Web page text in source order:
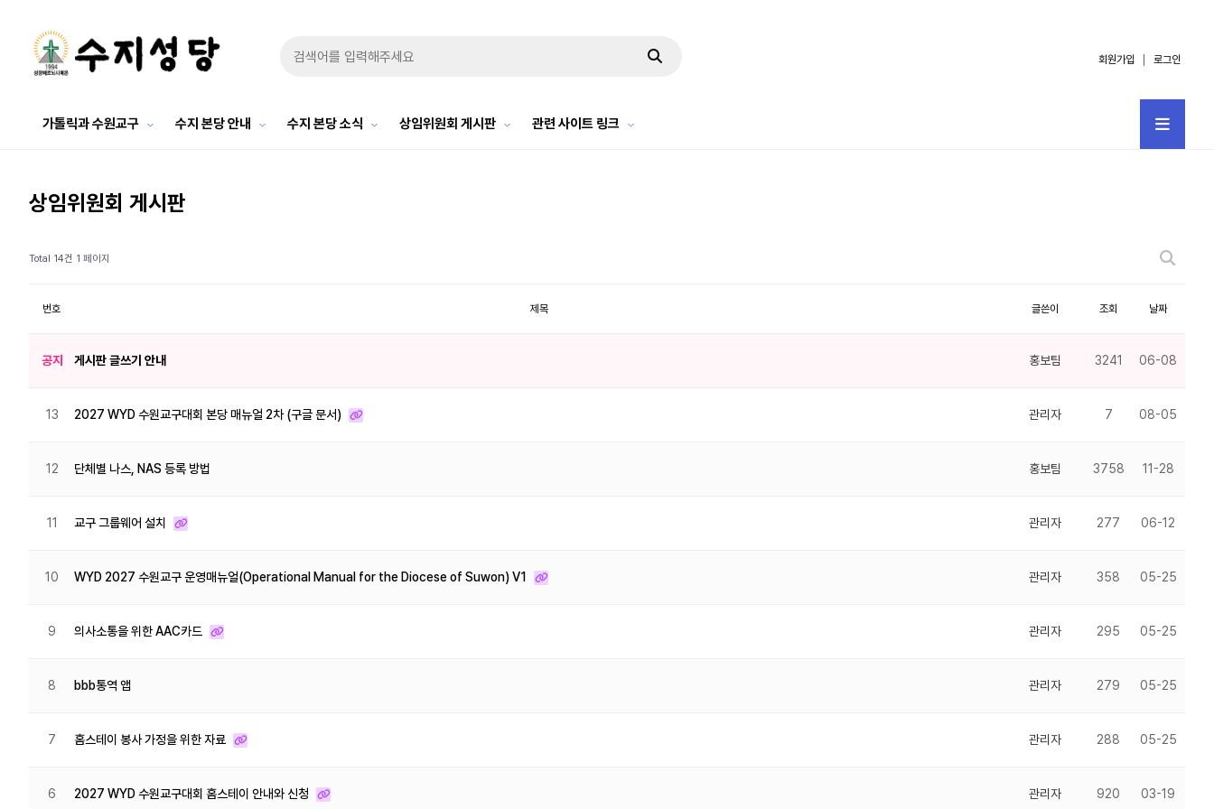
회원가입 로그인
가톨릭과 수원교구 수지 본당 안내 수지 본당 소식 상임위원회 게시판 관련 사이트 링크
상임위원회 게시판
Total 14건 1 페이지
번호 제목 글쓴이 조회 날짜
공지 게시판 글쓰기 안내 홍보팀 3241 06-08
13 2027 WYD 수원교구대회 본당 매뉴얼 2차 (구글 문서) 관리자 7 08-05
12 단체별 나스, NAS 등록 방법 홍보팀 3758 11-28
11 교구 그룹웨어 설치 관리자 277 06-12
10 WYD 2027 수원교구 운영매뉴얼(Operational Manual for the Diocese of Suwon) V1 관리자 358 05-25
9 의사소통을 위한 AAC카드 관리자 295 05-25
8 bbb통역 앱 관리자 279 05-25
7 홈스테이 봉사 가정을 위한 자료 관리자 288 05-25
6 2027 WYD 수원교구대회 홈스테이 안내와 신청 관리자 920 03-19